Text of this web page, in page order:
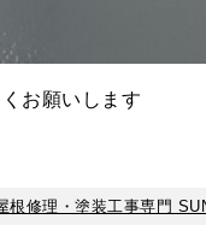
お願いします
根修理・塗装工事専門